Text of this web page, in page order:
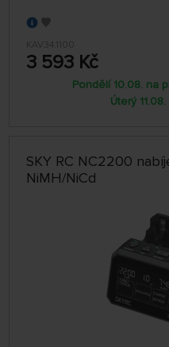
KAV34.1100
3 593 Kč
Pondělí 10.08. na
Úterý
SKY RC NC2200
NiMH/NiCd